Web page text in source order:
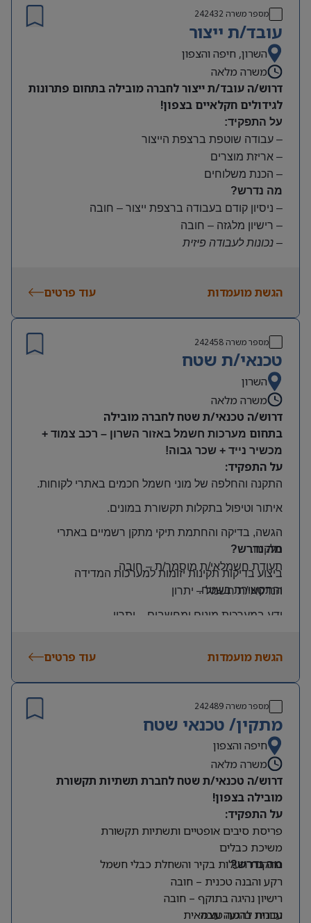
שעות נוספות לפי צורך
תנאים:
סיבוס
קרן השתלמות
מספר משרה 242432
עובד/ת ייצור
השרון, חיפה והצפון
משרה מלאה
דרוש/ה עובד/ת ייצור לחברה מובילה בתחום פתרונות
לגידולים חקלאיים בצפון!
על התפקיד:
– עבודה שוטפת ברצפת הייצור
– אריזת מוצרים
– הכנת משלוחים
מה נדרש?
– ניסיון קודם בעבודה ברצפת ייצור – חובה
– רישיון מלגזה – חובה
– נכונות לעבודה פיזית
משרה מלאה | ימים א-ה | 6:30-15:30
קרן השתלמות ובונוסים
עובד חברה מהיום הראשון
מיקום: חדרה
הגשת מועמדות עוד פרטים
מספר משרה242458
טכנאי/ת שטח
השרון
משרה מלאה
דרוש/ה טכנאי/ת שטח לחברה מובילה
בתחום מערכות חשמל באזור השרון – רכב צמוד +
מכשיר נייד + שכר גבוה!
על התפקיד:
התקנה והחלפה של מוני חשמל חכמים באתרי לקוחות.
איתור וטיפול בתקלות תקשורת במונים.
הגשה, בדיקה והחתמת תיקי מתקן רשמיים באתרי
הלקוח.
ביצוע בדיקות תקינות יזומות למערכות המדידה
והתקשורת בשטח.
מה נדרש?
תעודת חשמלאי/ת מוסמך/ת – חובה
הנדסאי/ת חשמל– יתרון
ידע במערכות מונים ומחשבים יתרון
היקף משרה:
משרה מלאה | ימים: א’-ה’ | שעות: 8:00–17:00
תנאים:
רכב צמוד וטלפון סלולרי
שכר גבוה
מיקום: קדימה צורן
הגשת מועמדות עוד פרטים
מספר משרה242489
מתקין/ טכנאי שטח
חיפה והצפון
משרה מלאה
דרוש/ה טכנאי/ת שטח לחברת תשתיות תקשורת
מובילה בצפון!
על התפקיד:
פריסת סיבים אופטיים ותשתיות תקשורת
משיכת כבלים
התקנת תעלות בקיר והשחלת כבלי חשמל
מה נדרש?
רקע והבנה טכנית – חובה
רישיון נהיגה בתוקף – חובה
עברית ברמה טובה
נכונות להגעה עצמאית